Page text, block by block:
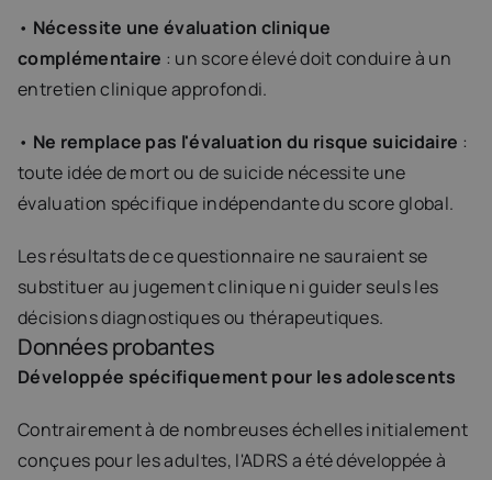
• Nécessite une évaluation clinique
complémentaire : un score élevé doit conduire à un
entretien clinique approfondi.
• Ne remplace pas l'évaluation du risque suicidaire :
toute idée de mort ou de suicide nécessite une
évaluation spécifique indépendante du score global.
Les résultats de ce questionnaire ne sauraient se
substituer au jugement clinique ni guider seuls les
décisions diagnostiques ou thérapeutiques.
Données probantes
Développée spécifiquement pour les adolescents
Contrairement à de nombreuses échelles initialement
conçues pour les adultes, l'ADRS a été développée à